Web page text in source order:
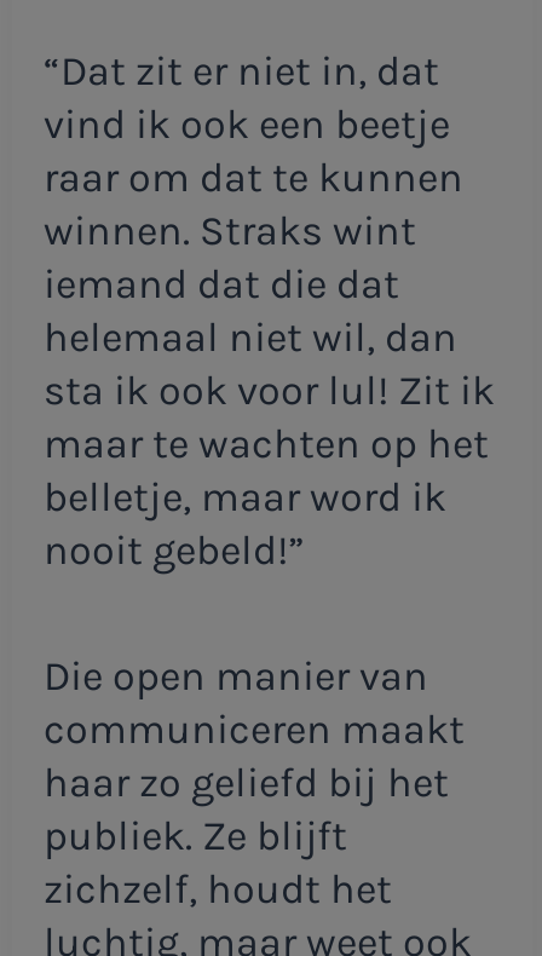
“Dat zit er niet in, dat
vind ik ook een beetje
raar om dat te kunnen
winnen. Straks wint
iemand dat die dat
helemaal niet wil, dan
sta ik ook voor lul! Zit ik
maar te wachten op het
belletje, maar word ik
nooit gebeld!”
Die open manier van
communiceren maakt
haar zo geliefd bij het
publiek. Ze blijft
zichzelf, houdt het
luchtig, maar weet ook